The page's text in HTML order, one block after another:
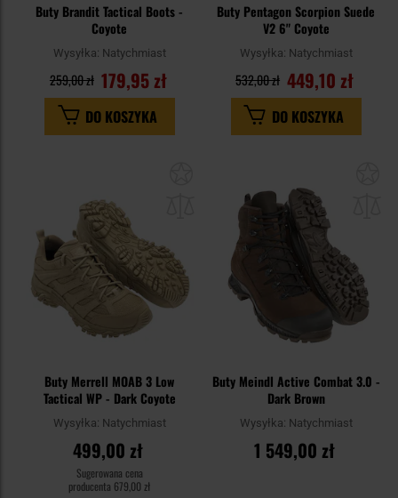
Buty Brandit Tactical Boots -
Coyote
Wysyłka: Natychmiast
179,95 zł
259,00 zł
DO KOSZYKA
Buty Pentagon Scorpion Suede
V2 6" Coyote
Wysyłka: Natychmiast
449,10 zł
532,00 zł
DO KOSZYKA
schowka
Buty Merrell MOAB 3 Low
Tactical WP - Dark Coyote
Wysyłka: Natychmiast
499,00 zł
Sugerowana cena
producenta 679,00 zł
Buty Meindl Active Combat 3.0 -
Dark Brown
Wysyłka: Natychmiast
1 549,00 zł